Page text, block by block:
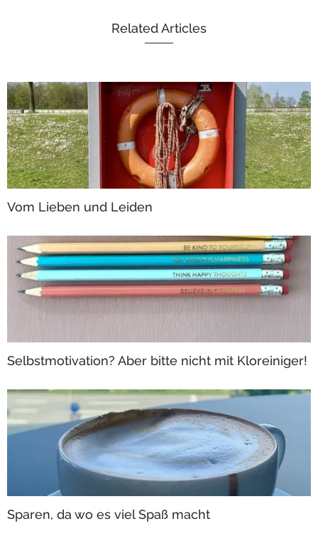
Related Articles
Vom Lieben und Leiden
Selbstmotivation? Aber bitte nicht mit Kloreiniger!
Sparen, da wo es viel Spaß macht